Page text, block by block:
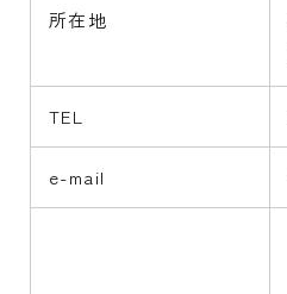
所在地
TEL
e-mail